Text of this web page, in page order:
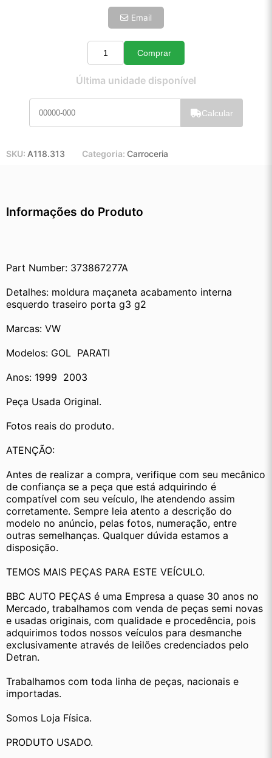
Email
Quantidade
Comprar
Última unidade disponível
Calcular
SKU: A118.313 Categoria: Carroceria
Informações do Produto
Part Number: 373867277A
Detalhes: moldura maçaneta acabamento interna
esquerdo traseiro porta g3 g2
Marcas: VW
Modelos: GOL  PARATI
Anos: 1999  2003
Peça Usada Original.
Fotos reais do produto.
ATENÇÃO:
Antes de realizar a compra, verifique com seu mecânico
de confiança se a peça que está adquirindo é
compatível com seu veículo, lhe atendendo assim
corretamente. Sempre leia atento a descrição do
modelo no anúncio, pelas fotos, numeração, entre
outras semelhanças. Qualquer dúvida estamos a
disposição.
TEMOS MAIS PEÇAS PARA ESTE VEÍCULO.
BBC AUTO PEÇAS é uma Empresa a quase 30 anos no
Mercado, trabalhamos com venda de peças semi novas
e usadas originais, com qualidade e procedência, pois
adquirimos todos nossos veículos para desmanche
exclusivamente através de leilões credenciados pelo
Detran.
Trabalhamos com toda linha de peças, nacionais e
importadas.
Somos Loja Física.
PRODUTO USADO.